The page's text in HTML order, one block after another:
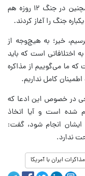
با آمریکایی‌ها که نمونه بارز آن برجام بود و همچنین در جنگ ۱۲ روزه هم
جنگ را آغاز کردند.
خیر؛ به هیچ‌وجه از
اختلافاتی است که باید
ما می‌گوییم از مذاکره
کامل نداریم.
در خصوص این ادعا که
شده است و آیا اتخاذ
ایشان انجام شود، گفت:
ندارد.
مذاکرات ایران با آمریکا